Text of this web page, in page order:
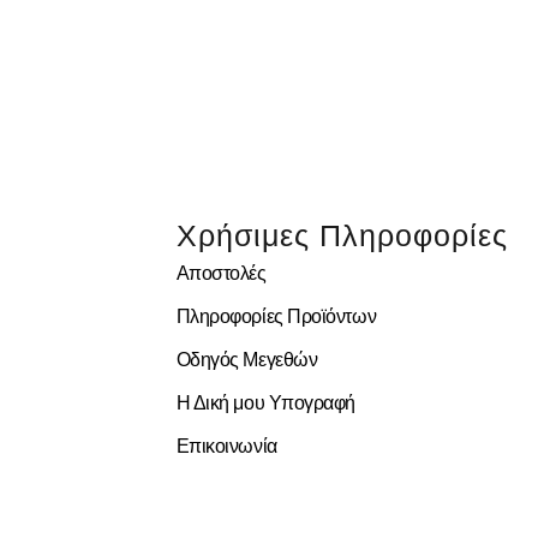
Χρήσιμες Πληροφορίες
Αποστολές
Πληροφορίες Προϊόντων
Οδηγός Μεγεθών
Η Δική μου Υπογραφή
Επικοινωνία